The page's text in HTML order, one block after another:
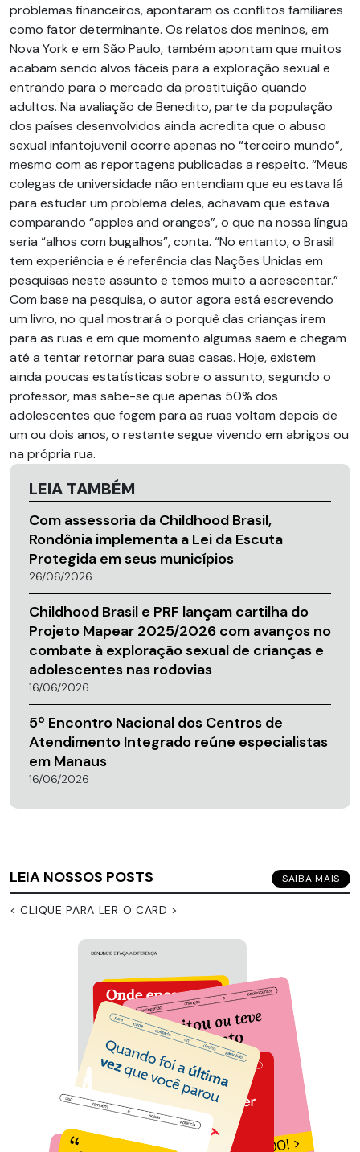
problemas financeiros, apontaram os conflitos familiares
como fator determinante. Os relatos dos meninos, em
Nova York e em São Paulo, também apontam que muitos
acabam sendo alvos fáceis para a exploração sexual e
entrando para o mercado da prostituição quando
adultos. Na avaliação de Benedito, parte da população
dos países desenvolvidos ainda acredita que o abuso
sexual infantojuvenil ocorre apenas no “terceiro mundo”,
mesmo com as reportagens publicadas a respeito. “Meus
colegas de universidade não entendiam que eu estava lá
para estudar um problema deles, achavam que estava
comparando “apples and oranges”, o que na nossa língua
seria “alhos com bugalhos”, conta. “No entanto, o Brasil
tem experiência e é referência das Nações Unidas em
pesquisas neste assunto e temos muito a acrescentar.”
Com base na pesquisa, o autor agora está escrevendo
um livro, no qual mostrará o porquê das crianças irem
para as ruas e em que momento algumas saem e chegam
até a tentar retornar para suas casas. Hoje, existem
ainda poucas estatísticas sobre o assunto, segundo o
professor, mas sabe-se que apenas 50% dos
adolescentes que fogem para as ruas voltam depois de
um ou dois anos, o restante segue vivendo em abrigos ou
na própria rua.
LEIA TAMBÉM
Com assessoria da Childhood Brasil,
Rondônia implementa a Lei da Escuta
Protegida em seus municípios
26/06/2026
Childhood Brasil e PRF lançam cartilha do
Projeto Mapear 2025/2026 com avanços no
combate à exploração sexual de crianças e
adolescentes nas rodovias
16/06/2026
5º Encontro Nacional dos Centros de
Atendimento Integrado reúne especialistas
em Manaus
16/06/2026
LEIA NOSSOS POSTS SAIBA MAIS
< CLIQUE PARA LER O CARD >